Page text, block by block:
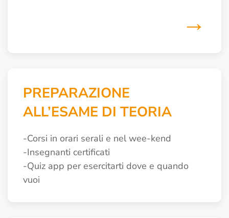
→
PREPARAZIONE
ALL’ESAME DI TEORIA
-Corsi in orari serali e nel wee-kend
-Insegnanti certificati
-Quiz app per esercitarti dove e quando
vuoi